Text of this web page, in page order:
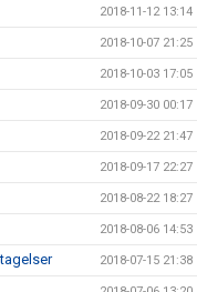
2018-11-12 13:14
2018-10-07 21:25
2018-10-03 17:05
2018-09-30 00:17
2018-09-22 21:47
2018-09-17 22:27
2018-08-22 18:27
2018-08-06 14:53
2018-07-15 21:38